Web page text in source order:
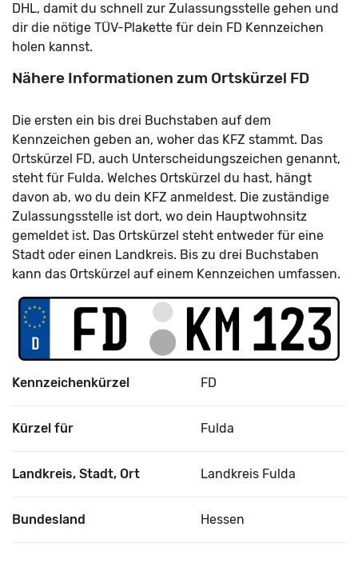
DHL, damit du schnell zur Zulassungsstelle gehen und
dir die nötige TÜV-Plakette für dein FD Kennzeichen
holen kannst.
Nähere Informationen zum Ortskürzel FD
Die ersten ein bis drei Buchstaben auf dem
Kennzeichen geben an, woher das KFZ stammt. Das
Ortskürzel FD, auch Unterscheidungszeichen genannt,
steht für Fulda. Welches Ortskürzel du hast, hängt
davon ab, wo du dein KFZ anmeldest. Die zuständige
Zulassungsstelle ist dort, wo dein Hauptwohnsitz
gemeldet ist. Das Ortskürzel steht entweder für eine
Stadt oder einen Landkreis. Bis zu drei Buchstaben
kann das Ortskürzel auf einem Kennzeichen umfassen.
Kennzeichenkürzel FD
Kürzel für Fulda
Landkreis, Stadt, Ort Landkreis Fulda
Bundesland Hessen